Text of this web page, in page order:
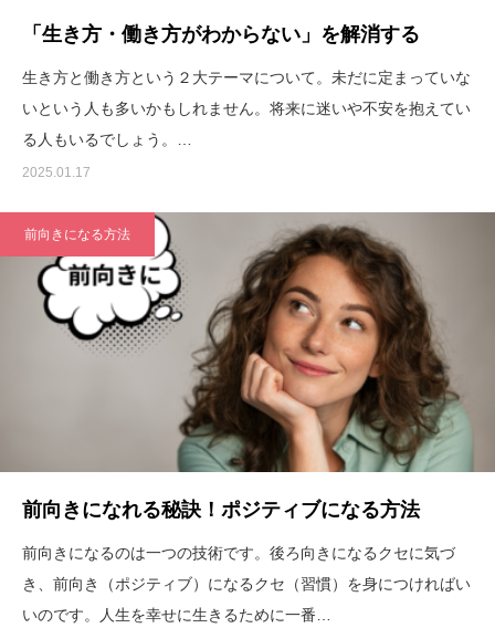
「生き方・働き方がわからない」を解消する
生き方と働き方という２大テーマについて。未だに定まっていな
いという人も多いかもしれません。将来に迷いや不安を抱えてい
る人もいるでしょう。…
2025.01.17
前向きになる方法
前向きになれる秘訣！ポジティブになる方法
前向きになるのは一つの技術です。後ろ向きになるクセに気づ
き、前向き（ポジティブ）になるクセ（習慣）を身につければい
いのです。人生を幸せに生きるために一番…